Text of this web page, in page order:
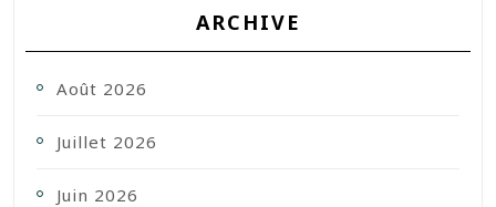
ARCHIVE
Août 2026
Juillet 2026
Juin 2026